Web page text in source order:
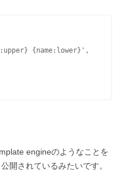
{name:lower}',
engineのようなことを
開されているみたいです。